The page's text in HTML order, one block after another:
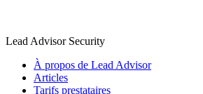
Lead Advisor Security
À propos de Lead Advisor
Articles
Tarifs prestataires